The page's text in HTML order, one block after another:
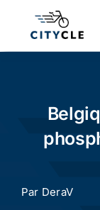
Cyclisme
Par DeraV